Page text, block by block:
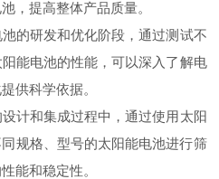
，提高整体产品质量。
研发和优化阶段，通过测试不
能电池的性能，可以深入了解电
供科学依据。
和集成过程中，通过使用太阳
规格、型号的太阳能电池进行筛
能和稳定性。